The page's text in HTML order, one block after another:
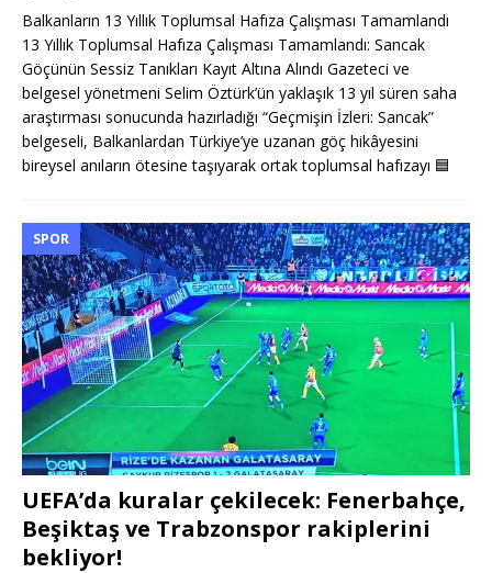
Balkanların 13 Yıllık Toplumsal Hafıza Çalışması Tamamlandı
13 Yıllık Toplumsal Hafıza Çalışması Tamamlandı: Sancak
Göçünün Sessiz Tanıkları Kayıt Altına Alındı Gazeteci ve
belgesel yönetmeni Selim Öztürk’ün yaklaşık 13 yıl süren saha
araştırması sonucunda hazırladığı “Geçmişin İzleri: Sancak”
belgeseli, Balkanlardan Türkiye’ye uzanan göç hikâyesini
bireysel anıların ötesine taşıyarak ortak toplumsal hafızayı 🟦
SPOR
UEFA’da kuralar çekilecek: Fenerbahçe,
Beşiktaş ve Trabzonspor rakiplerini
bekliyor!